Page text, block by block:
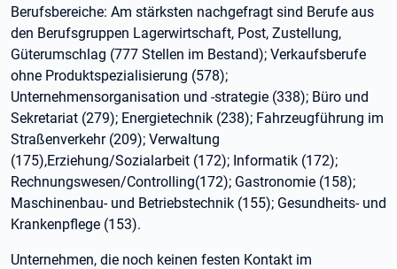
Berufsbereiche: Am stärksten nachgefragt sind Berufe aus
den Berufsgruppen Lagerwirtschaft, Post, Zustellung,
Güterumschlag (777 Stellen im Bestand); Verkaufsberufe
ohne Produktspezialisierung (578);
Unternehmensorganisation und -strategie (338); Büro und
Sekretariat (279); Energietechnik (238); Fahrzeugführung im
Straßenverkehr (209); Verwaltung
(175),Erziehung/Sozialarbeit (172); Informatik (172);
Rechnungswesen/Controlling(172); Gastronomie (158);
Maschinenbau- und Betriebstechnik (155); Gesundheits- und
Krankenpflege (153).
Unternehmen, die noch keinen festen Kontakt im